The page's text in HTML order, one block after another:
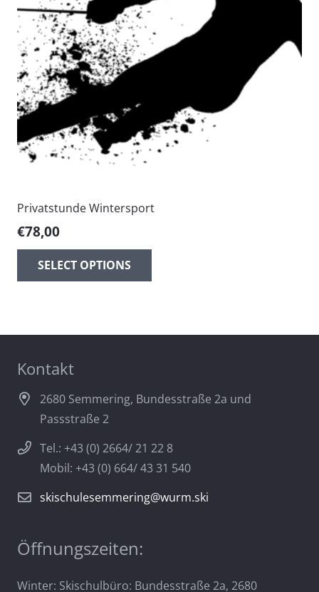
Privatstunde Wintersport
€78,00
SELECT OPTIONS
Kontakt
2680 Semmering, Bundesstraße 2a und
Passstraße 2
Tel.: +43 (0) 2664/ 21 22 8
Mobil: +43 (0) 664/ 43 31 540
skischulesemmering@wurm.ski
Öffnungszeiten:
Winter: Skischulbüro: Bundesstraße 2a, 2680